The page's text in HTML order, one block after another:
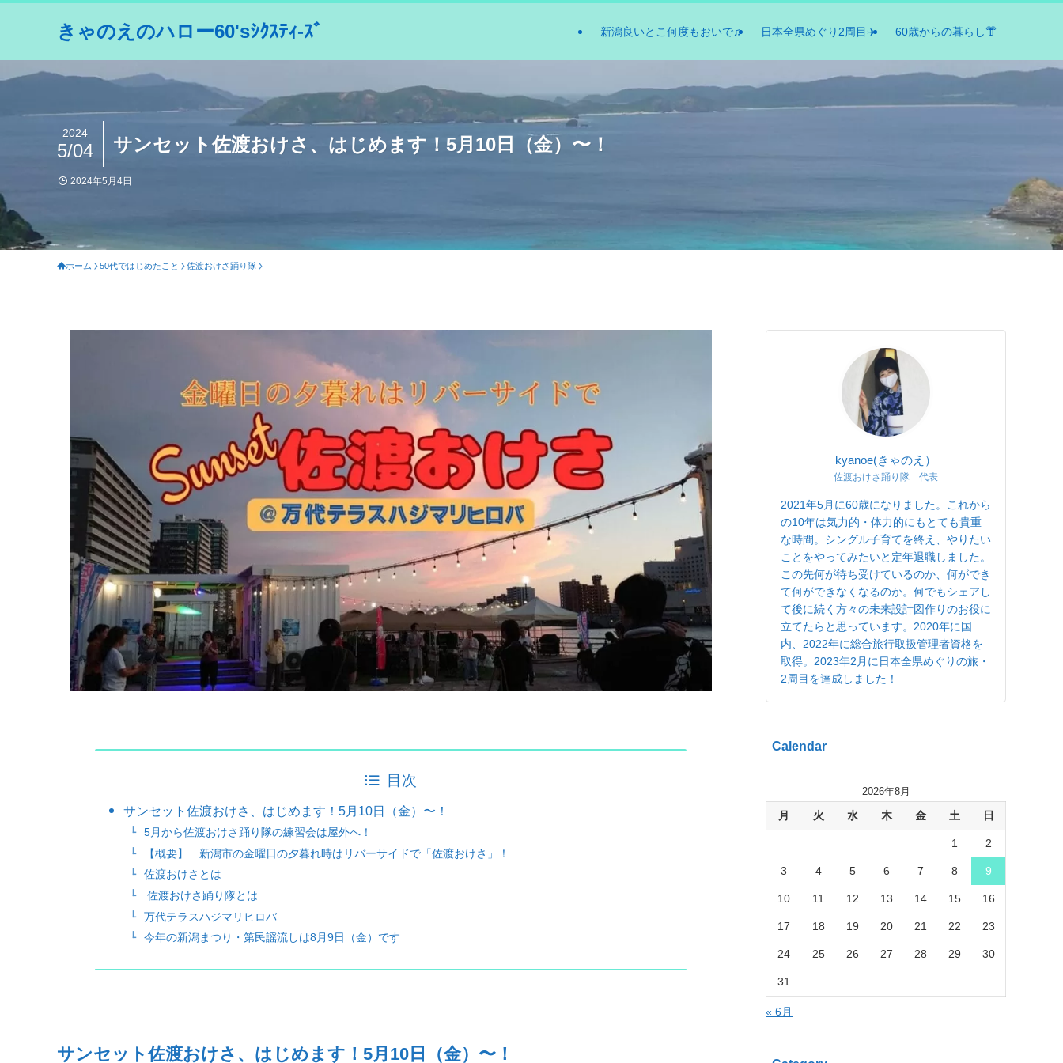
きゃのえのハロー60'sｼｸｽﾃｨ-ｽﾞ 新潟良いとこ何度もおいで♫ 日本全県めぐり2周目✈️ 60歳からの暮らし👘
サンセット佐渡おけさ、はじめます！5月10日（金）〜！
2024
5/04
2024年5月4日
ホーム 50代ではじめたこと 佐渡おけさ踊り隊
目次
サンセット佐渡おけさ、はじめます！5月10日（金）〜！
5月から佐渡おけさ踊り隊の練習会は屋外へ！
【概要】 新潟市の金曜日の夕暮れ時はリバーサイドで「佐渡おけさ」！
佐渡おけさとは
佐渡おけさ踊り隊とは
万代テラスハジマリヒロバ
今年の新潟まつり・第民謡流しは8月9日（金）です
サンセット佐渡おけさ、はじめます！ 5月 10 日（金）〜！
kyanoe(きゃのえ）
佐渡おけさ踊り隊 代表
2021年5月に60歳になりました。これから
の10年は気力的・体力的にもとても貴重
な時間。シングル子育てを終え、やりたい
ことをやってみたいと定年退職しました。
この先何が待ち受けているのか、何ができ
て何ができなくなるのか。何でもシェアし
て後に続く方々の未来設計図作りのお役に
立てたらと思っています。2020年に国
内、2022年に総合旅行取扱管理者資格を
取得。2023年2月に日本全県めぐりの旅・
2周目を達成しました！
Calendar
2026年8月
月 火 水 木 金 土 日
1 2
3 4 5 6 7 8 9
10 11 12 13 14 15 16
17 18 19 20 21 22 23
24 25 26 27 28 29 30
31
« 6月